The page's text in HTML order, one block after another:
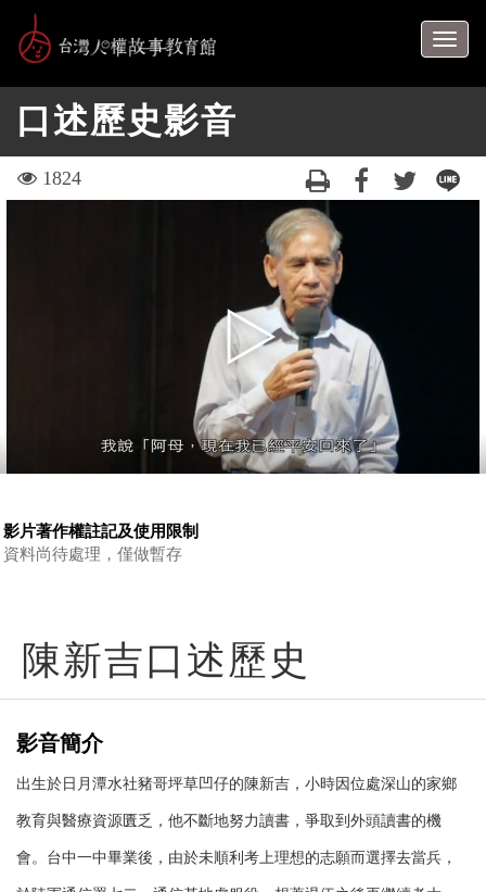
要
區
塊
口述歷史影音
visit
1824
影片著作權註記及使用限制
資料尚待處理，僅做暫存
陳新吉口述歷史
影音簡介
出生於日月潭水社豬哥坪草凹仔的陳新吉，小時因位處深山的家鄉
教育與醫療資源匱乏，他不斷地努力讀書，爭取到外頭讀書的機
會。台中一中畢業後，由於未順利考上理想的志願而選擇去當兵，